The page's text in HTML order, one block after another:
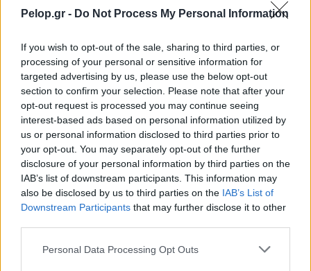
Pelop.gr - Do Not Process My Personal Information
If you wish to opt-out of the sale, sharing to third parties, or
processing of your personal or sensitive information for
targeted advertising by us, please use the below opt-out
section to confirm your selection. Please note that after your
opt-out request is processed you may continue seeing
interest-based ads based on personal information utilized by
us or personal information disclosed to third parties prior to
your opt-out. You may separately opt-out of the further
disclosure of your personal information by third parties on the
IAB’s list of downstream participants. This information may
also be disclosed by us to third parties on the IAB’s List of
Downstream Participants that may further disclose it to other
Please note that this website/app uses one or more Google
Personal Data Processing Opt Outs
ΚΟΣΜΟΣ
Πολιτισμού Μιχάλης Χατζηγιάννης